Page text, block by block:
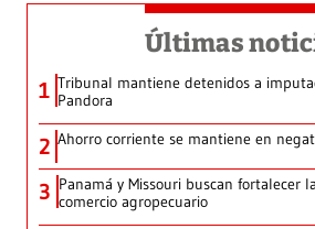
Últimas
1 Tribunal mantiene detenidos a
Pandora
2 Ahorro corriente se mantiene en
3 Panamá y Missouri buscan fortalecer
comercio agropecuario